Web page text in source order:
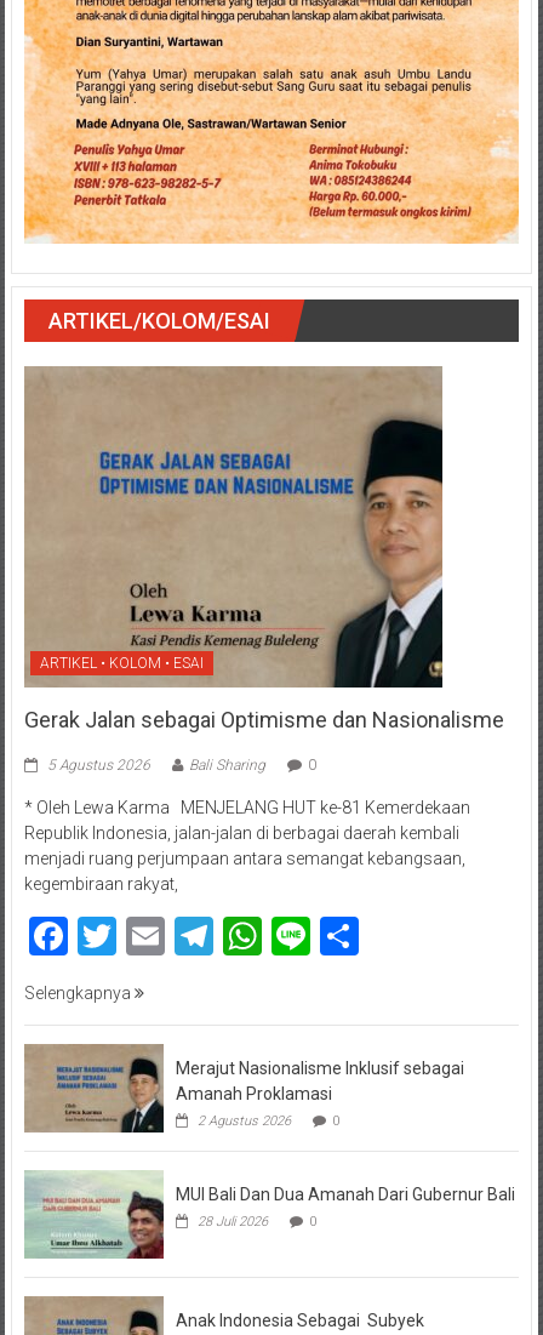
ARTIKEL/KOLOM/ESAI
ARTIKEL • KOLOM • ESAI
Gerak Jalan sebagai Optimisme dan Nasionalisme
5 Agustus 2026 Bali Sharing 0
* Oleh Lewa Karma MENJELANG HUT ke-81 Kemerdekaan
Republik Indonesia, jalan-jalan di berbagai daerah kembali
menjadi ruang perjumpaan antara semangat kebangsaan,
kegembiraan rakyat,
Facebook
Twitter
EmailTelegram
WhatsApp
LineShare
Selengkapnya
Merajut Nasionalisme Inklusif sebagai
Amanah Proklamasi
2 Agustus 2026 0
MUI Bali Dan Dua Amanah Dari Gubernur Bali
28 Juli 2026 0
Anak Indonesia Sebagai Subyek